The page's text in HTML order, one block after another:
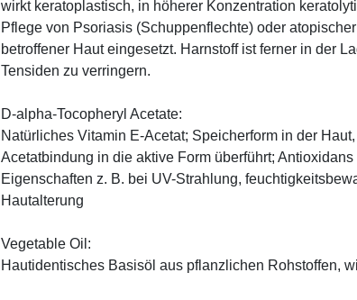
wirkt keratoplastisch, in höherer Konzentration
Pflege von Psoriasis (Schuppenflechte) oder
betroffener Haut eingesetzt. Harnstoff ist ferner in der
Tensiden zu verringern.
D-alpha-Tocopheryl Acetate:
Natürliches Vitamin E-Acetat; Speicherform in der
Acetatbindung in die aktive Form überführt;
Eigenschaften z. B. bei UV-Strahlung,
Hautalterung
Vegetable Oil:
Hautidentisches Basisöl aus pflanzlichen Rohstoffen,